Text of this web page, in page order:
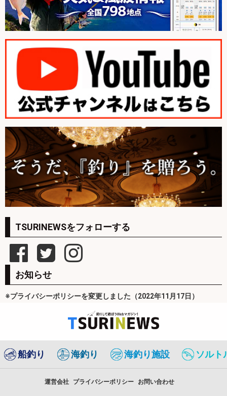
TSURINEWSをフォローする
お知らせ
※プライバシーポリシーを変更しました（2022年11月17日）
船釣り 海釣り 海釣り施設 ソルト
運営会社 プライバシーポリシー お問い合わせ